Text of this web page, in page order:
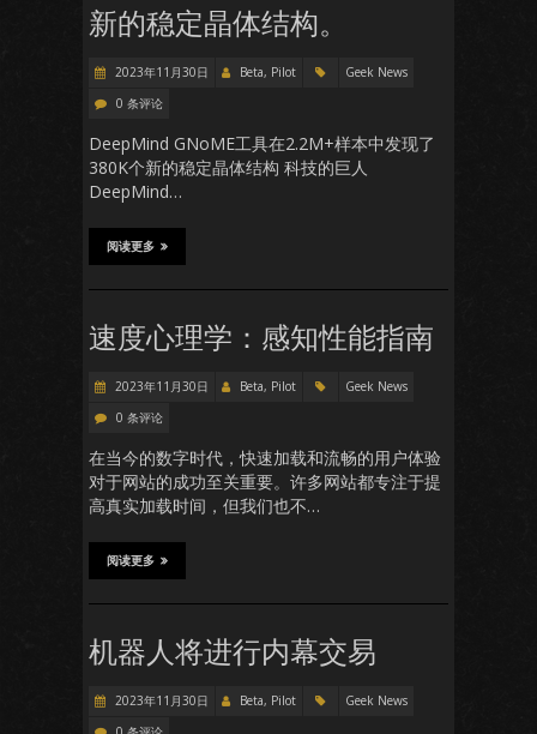
新的稳定晶体结构。
2023年11月30日 Beta, Pilot
Geek News
0 条评论
DeepMind GNoME工具在2.2M+样本中发现了
380K个新的稳定晶体结构 科技的巨人
DeepMind…
阅读更多
速度心理学：感知性能指南
2023年11月30日 Beta, Pilot
Geek News
0 条评论
在当今的数字时代，快速加载和流畅的用户体验
对于网站的成功至关重要。许多网站都专注于提
高真实加载时间，但我们也不…
阅读更多
机器人将进行内幕交易
2023年11月30日 Beta, Pilot
Geek News